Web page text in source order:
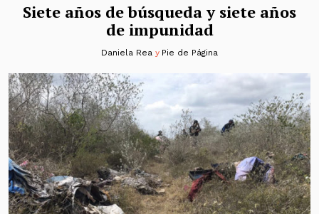
Siete años de búsqueda y siete años
de impunidad
Daniela Rea y Pie de Página